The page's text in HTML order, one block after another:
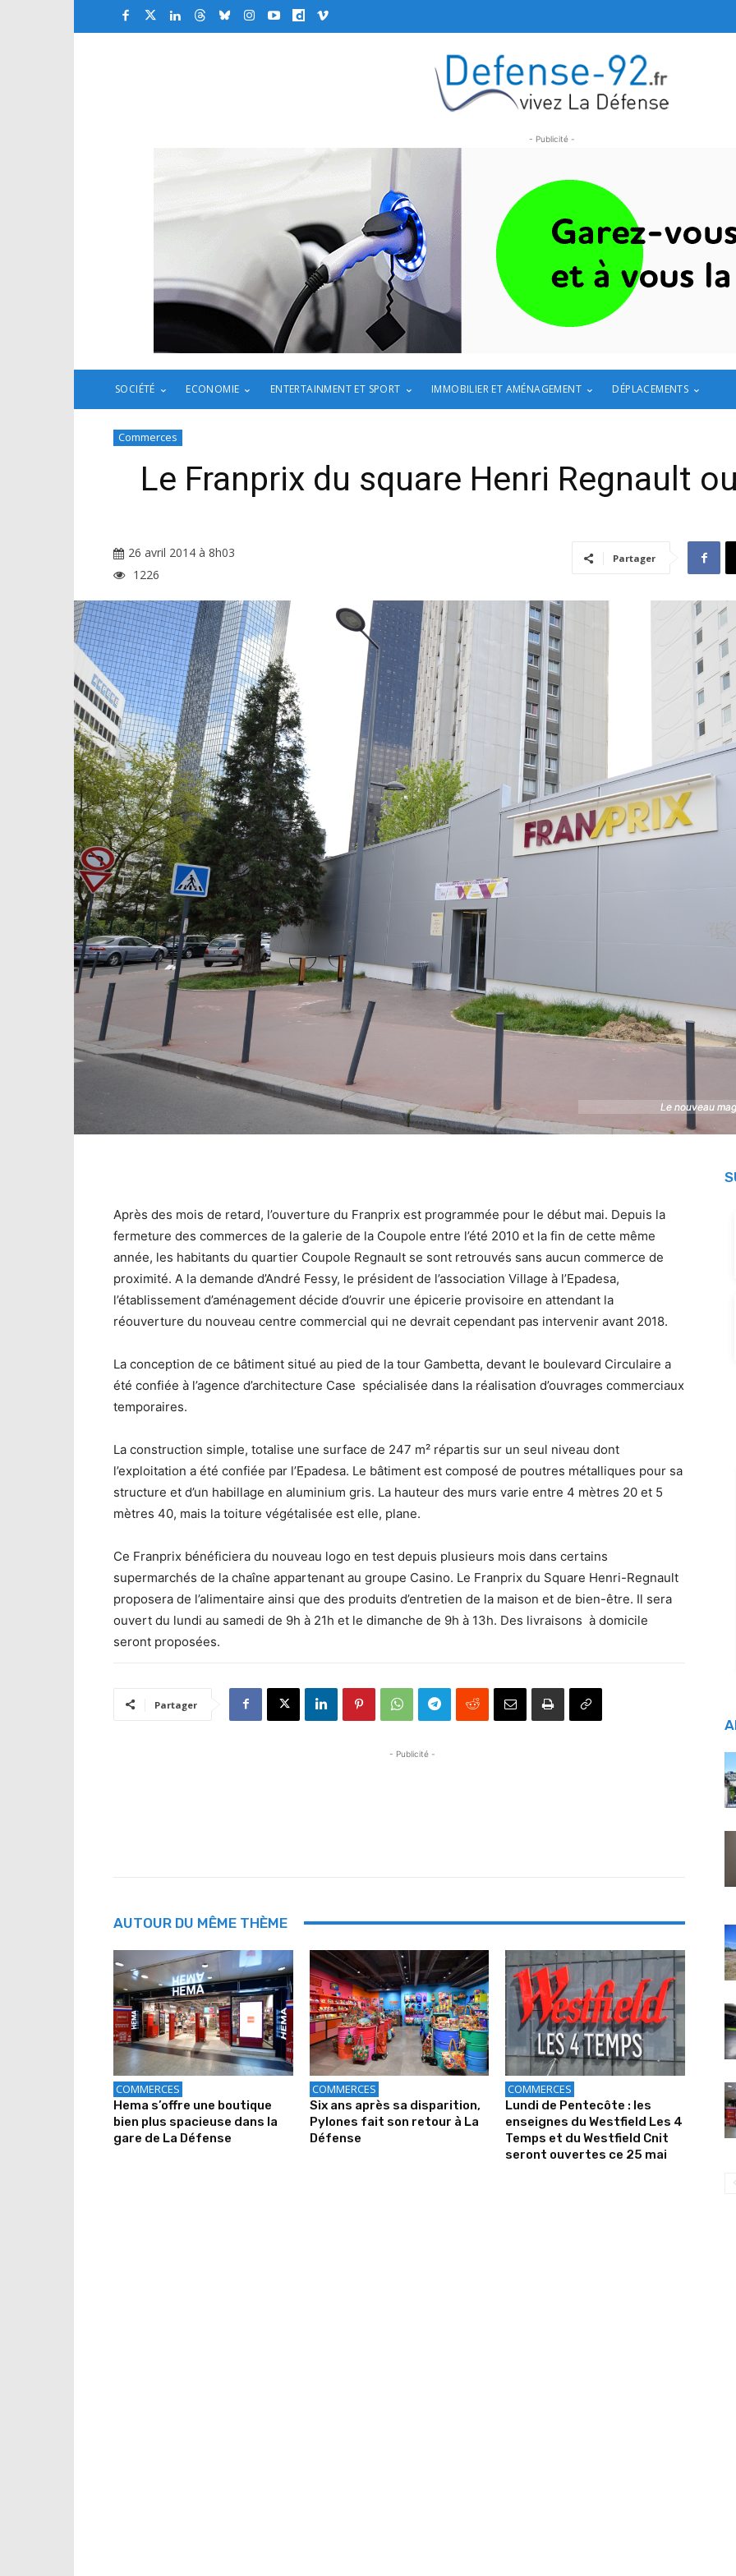
- Publicité -
SOCIÉTÉ ECONOMIE ENTERTAINMENT ET SPORT IMMOBILIER ET AMÉNAGEMENT DÉPLACEMENTS
Commerces
Le Franprix du square Henri Regnault
26 avril 2014 à 8h03
1226
Partager
Le nouveau
Le nouveau
Après des mois de retard, l’ouverture du Franprix est programmée pour le début mai. Depuis la
fermeture des commerces de la galerie de la Coupole entre l’été 2010 et la fin de cette même
année, les habitants du quartier Coupole Regnault se sont retrouvés sans aucun commerce de
proximité. A la demande d’André Fessy, le président de l’association Village à l’Epadesa,
l’établissement d’aménagement décide d’ouvrir une épicerie provisoire en attendant la
réouverture du nouveau centre commercial qui ne devrait cependant pas intervenir avant 2018.
La conception de ce bâtiment situé au pied de la tour Gambetta, devant le boulevard Circulaire a
été confiée à l’agence d’architecture Case spécialisée dans la réalisation d’ouvrages commerciaux
temporaires.
La construction simple, totalise une surface de 247 m² répartis sur un seul niveau dont
l’exploitation a été confiée par l’Epadesa. Le bâtiment est composé de poutres métalliques pour sa
structure et d’un habillage en aluminium gris. La hauteur des murs varie entre 4 mètres 20 et 5
mètres 40, mais la toiture végétalisée est elle, plane.
Ce Franprix bénéficiera du nouveau logo en test depuis plusieurs mois dans certains
supermarchés de la chaîne appartenant au groupe Casino. Le Franprix du Square Henri-Regnault
proposera de l’alimentaire ainsi que des produits d’entretien de la maison et de bien-être. Il sera
ouvert du lundi au samedi de 9h à 21h et le dimanche de 9h à 13h. Des livraisons à domicile
seront proposées.
Partager
- Publicité -
AUTOUR DU MÊME THÈME
COMMERCES
Hema s’offre une boutique
bien plus spacieuse dans la
gare de La Défense
COMMERCES
Six ans après sa disparition,
Pylones fait son retour à La
Défense
COMMERCES
Lundi de Pentecôte : les
enseignes du Westfield Les 4
Temps et du Westfield Cnit
seront ouvertes ce 25 mai